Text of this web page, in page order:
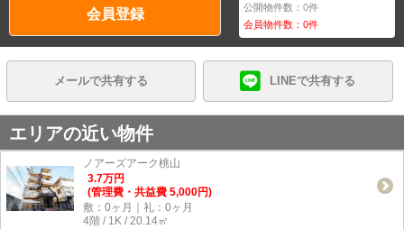
会員登録 公開物件数：0件
会員物件数：0件
メールで共有する LINEで共有する
エリアの近い物件
ノアーズアーク桃山
3.7万円
(管理費・共益費 5,000円)
敷：0ヶ月｜礼：0ヶ月
4階 / 1K / 20.14㎡